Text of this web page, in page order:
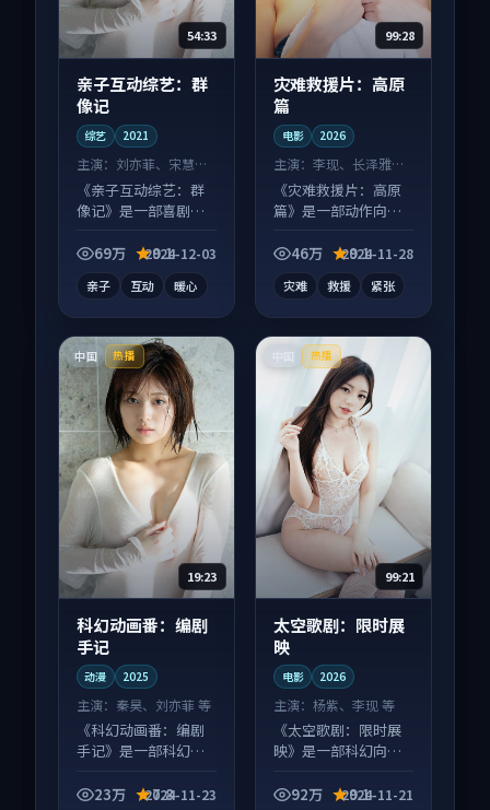
54:33
亲子互动综艺：群
像记
综艺 2021
主演： 刘亦菲、宋慧乔
等
《亲子互动综艺：群
像记》是一部喜剧向
端观看，细节更丰
69万 9.1
2024-12-03
亲子 互动 暖心
99:28
灾难救援片：高原
篇
电影 2026
主演：李现、长泽雅美
等
《灾难救援片：高原
篇》是一部动作向电
为内核，情感戏份扎
46万 9.1
2024-11-28
灾难 救援 紧张
中国 热播
19:23
科幻动画番：编剧
手记
动漫 2025
主演： 秦昊、刘亦菲 等
《科幻动画番：编剧
手记》是一部科幻向
别错过，字幕区常有
23万 7.8
2024-11-23
热播
99:21
太空歌剧：限时展
映
电影 2026
主演：杨紫、李现 等
《太空歌剧：限时展
映》是一部科幻向电
线，配乐与镜头配合
92万 9.1
2024-11-21